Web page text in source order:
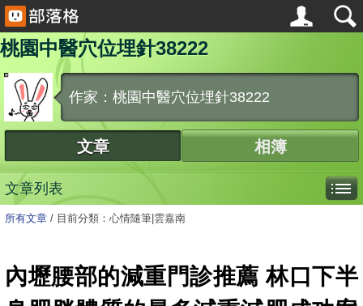
桃園中醫穴位埋針38222
作家：桃園中醫穴位埋針38222
文章 相簿
文章列表
所有文章 / 目前分類：心情隨筆|雲嘉南
內壢腰部的減重門診推薦 林口下半